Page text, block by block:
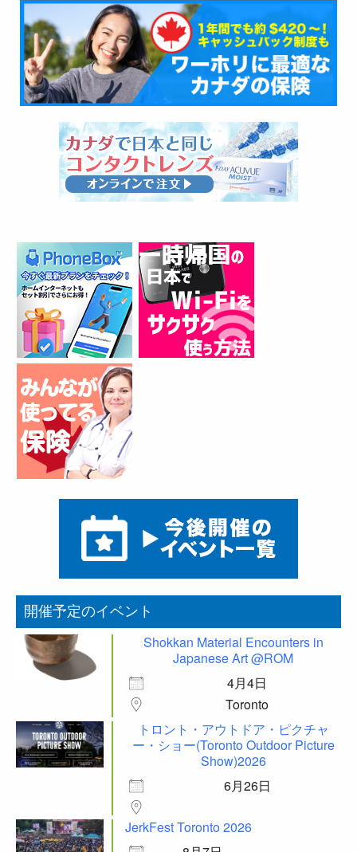
開催予定のイベント
Shokkan Material Encounters in
Japanese Art @ROM
4月4日
Toronto
トロント・アウトドア・ピクチャ
ー・ショー(Toronto Outdoor Picture
Show)2026
6月26日
JerkFest Toronto 2026